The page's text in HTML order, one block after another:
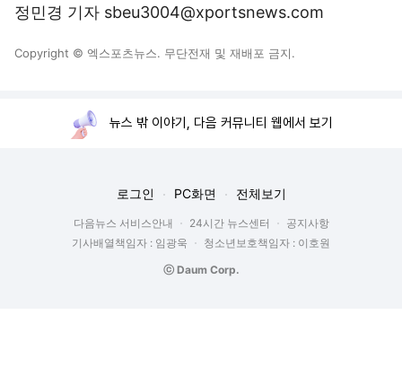
정민경 기자 sbeu3004@xportsnews.com
Copyright © 엑스포츠뉴스. 무단전재 및 재배포 금지.
뉴스 밖 이야기, 다음 커뮤니티 웹에서 보기
로그인 PC화면 전체보기
다음뉴스 서비스안내 24시간 뉴스센터
공지사항
기사배열책임자 : 임광욱
청소년보호책임자 : 이호원
ⓒ Daum Corp.